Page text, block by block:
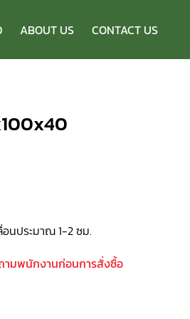
ABOUT US CONTACT US
นประมาณ 1-2 ซม.
ามพนักงานก่อนการสั่งซื้อ